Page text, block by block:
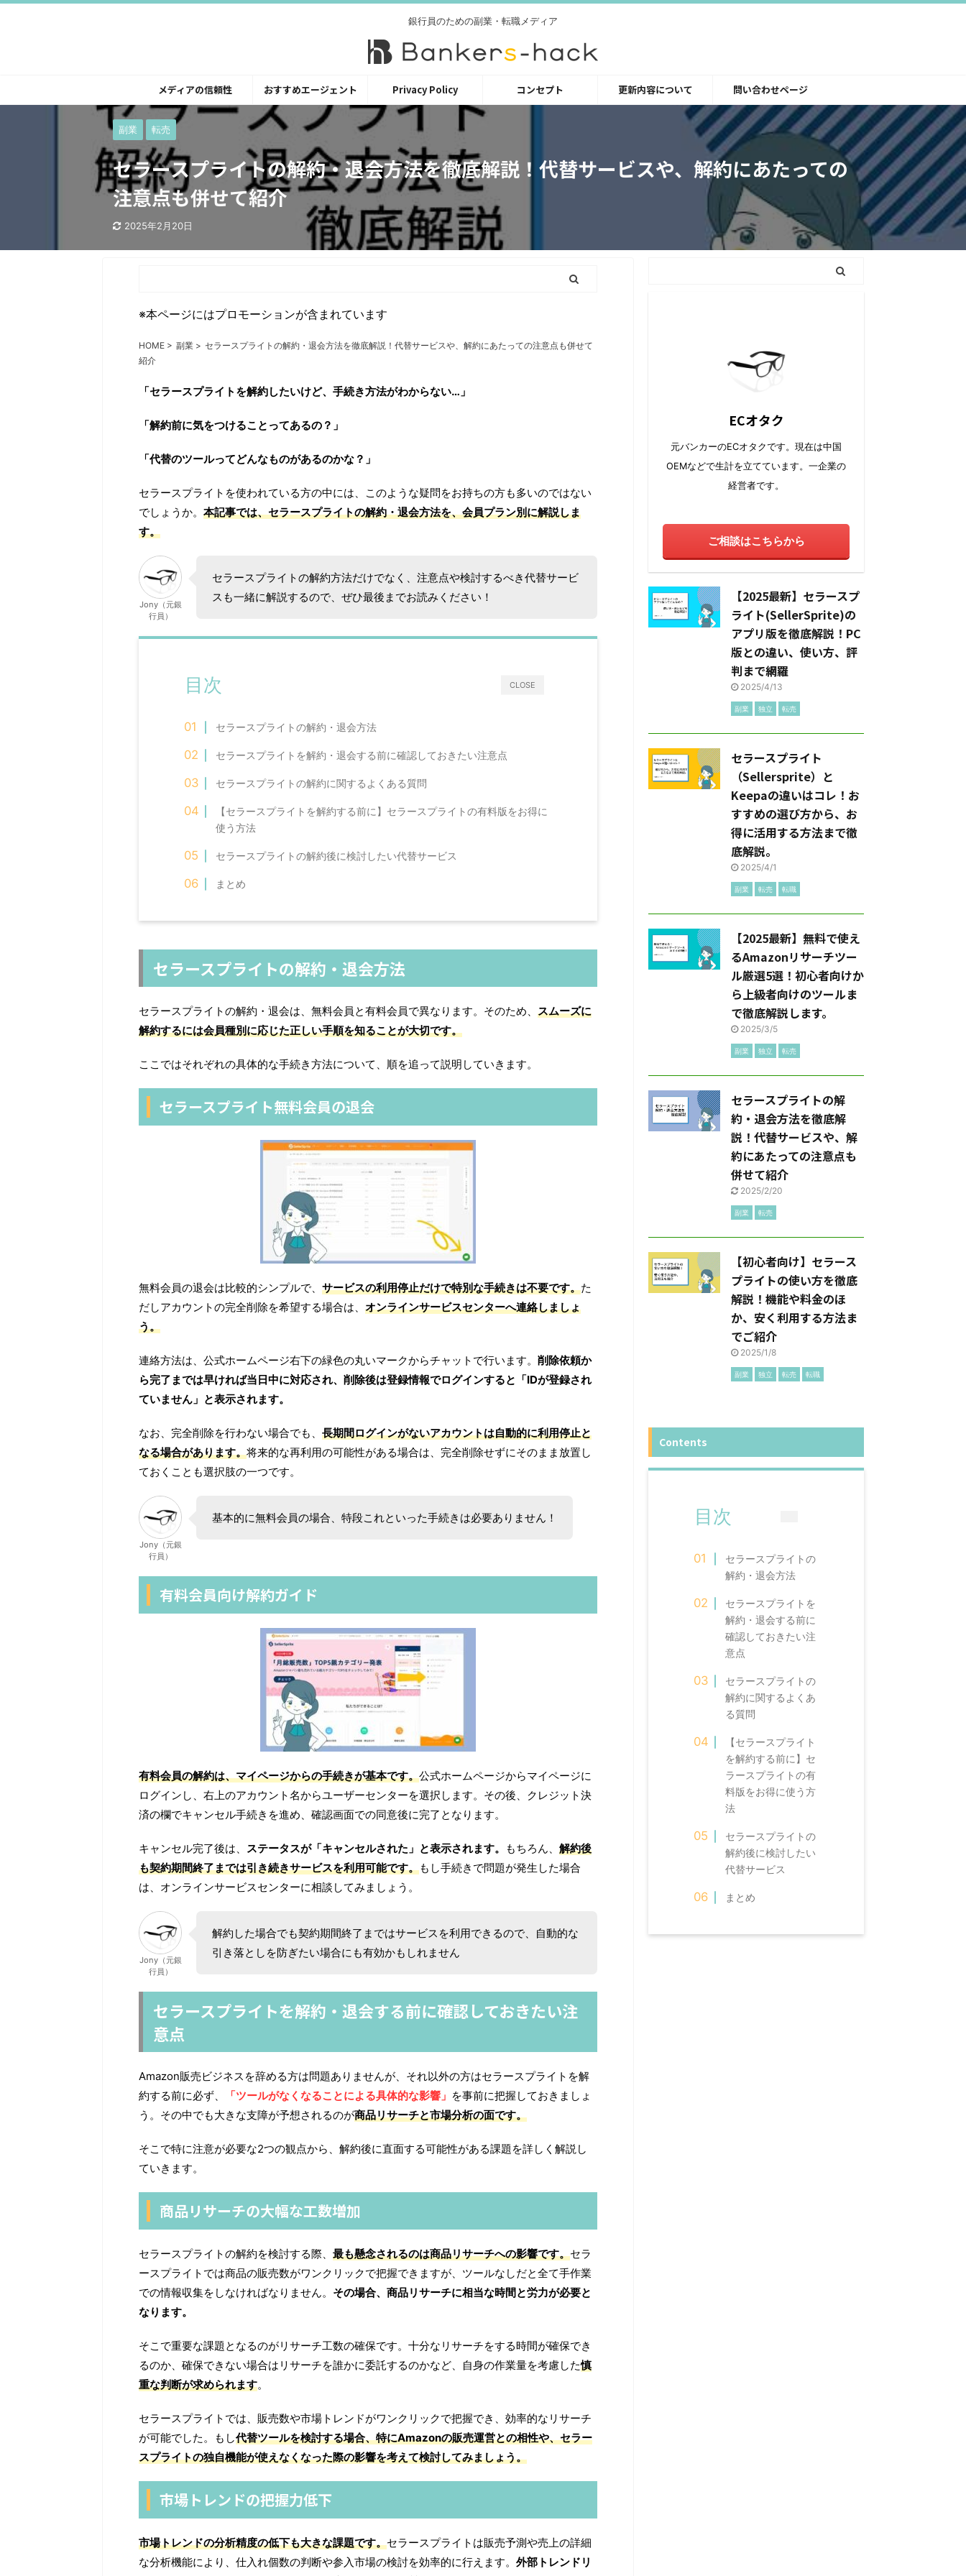
銀行員のための副業・転職メディア
メディアの信頼性 おすすめエージェント Privacy Policy コンセプト 更新内容について 問い合わせページ
副業 転売
セラースプライトの解約・退会方法を徹底解説！代替サービスや、解約にあたっての
注意点も併せて紹介
2025年2月20日
※本ページにはプロモーションが含まれています
HOME > 副業 > セラースプライトの解約・退会方法を徹底解説！代替サービスや、解約にあたっての注意点も併せて
紹介
「セラースプライトを解約したいけど、手続き方法がわからない…」
「解約前に気をつけることってあるの？」
「代替のツールってどんなものがあるのかな？」
セラースプライトを使われている方の中には、このような疑問をお持ちの方も多いのではない
でしょうか。 本記事では、セラースプライトの解約・退会方法を、会員プラン別に解説しま
す。
Jony（元銀
行員）
セラースプライトの解約方法だけでなく、注意点や検討するべき代替サービ
スも一緒に解説するので、ぜひ最後までお読みください！
CLOSE
目次
セラースプライトの解約・退会方法
セラースプライトを解約・退会する前に確認しておきたい注意点
セラースプライトの解約に関するよくある質問
【セラースプライトを解約する前に】セラースプライトの有料版をお得に
使う方法
セラースプライトの解約後に検討したい代替サービス
まとめ
セラースプライトの解約・退会方法
セラースプライトの解約・退会は、無料会員と有料会員で異なります。そのため、 スムーズに
解約するには会員種別に応じた正しい手順を知ることが大切です。
ここではそれぞれの具体的な手続き方法について、順を追って説明していきます。
セラースプライト無料会員の退会
無料会員の退会は比較的シンプルで、 サービスの利用停止だけで特別な手続きは不要です。た
だしアカウントの完全削除を希望する場合は、 オンラインサービスセンターへ連絡しましょ
う。
連絡方法は、公式ホームページ右下の緑色の丸いマークからチャットで行います。 削除依頼か
ら完了までは早ければ当日中に対応され、削除後は登録情報でログインすると「IDが登録され
ていません」と表示されます。
なお、完全削除を行わない場合でも、 長期間ログインがないアカウントは自動的に利用停止と
なる場合があります。将来的な再利用の可能性がある場合は、完全削除せずにそのまま放置し
ておくことも選択肢の一つです。
Jony（元銀
行員）
基本的に無料会員の場合、特段これといった手続きは必要ありません！
有料会員向け解約ガイド
有料会員の解約は、マイページからの手続きが基本です。公式ホームページからマイページに
ログインし、右上のアカウント名からユーザーセンターを選択します。その後、クレジット決
済の欄でキャンセル手続きを進め、確認画面での同意後に完了となります。
キャンセル完了後は、 ステータスが「キャンセルされた」と表示されます。 もちろん、 解約後
も契約期間終了までは引き続きサービスを利用可能です。もし手続きで問題が発生した場合
は、オンラインサービスセンターに相談してみましょう。
Jony（元銀
行員）
解約した場合でも契約期間終了まではサービスを利用できるので、自動的な
引き落としを防ぎたい場合にも有効かもしれません
セラースプライトを解約・退会する前に確認しておきたい注
意点
Amazon販売ビジネスを辞める方は問題ありませんが、それ以外の方はセラースプライトを解
約する前に必ず、
「ツールがなくなることによる具体的な影響」 を事前に把握しておきましょ
う。その中でも大きな支障が予想されるのが商品リサーチと市場分析の面です。
そこで特に注意が必要な2つの観点から、解約後に直面する可能性がある課題を詳しく解説し
ていきます。
商品リサーチの大幅な工数増加
セラースプライトの解約を検討する際、 最も懸念されるのは商品リサーチへの影響です。セラ
ースプライトでは商品の販売数がワンクリックで把握できますが、ツールなしだと全て手作業
での情報収集をしなければなりません。 その場合、商品リサーチに相当な時間と労力が必要と
なります。
そこで重要な課題となるのがリサーチ工数の確保です。十分なリサーチをする時間が確保でき
るのか、確保できない場合はリサーチを誰かに委託するのかなど、自身の作業量を考慮した慎
重な判断が求められます。
セラースプライトでは、販売数や市場トレンドがワンクリックで把握でき、効率的なリサーチ
が可能でした。もし代替ツールを検討する場合、特にAmazonの販売運営との相性や、セラー
スプライトの独自機能が使えなくなった際の影響を考えて検討してみましょう。
市場トレンドの把握力低下
市場トレンドの分析精度の低下も大きな課題です。セラースプライトは販売予測や売上の詳細
な分析機能により、仕入れ個数の判断や参入市場の検討を効率的に行えます。 外部トレンドリ
ECオタク
元バンカーのECオタクです。現在は中国
OEMなどで生計を立てています。一企業の
経営者です。
ご相談はこちらから
【2025最新】セラースプ
ライト(SellerSprite)の
アプリ版を徹底解説！PC
版との違い、使い方、評
判まで網羅
2025/4/13
副業 独立 転売
セラースプライト
（Sellersprite）と
Keepaの違いはコレ！お
すすめの選び方から、お
得に活用する方法まで徹
底解説。
2025/4/1
副業 転売 転職
【2025最新】無料で使え
るAmazonリサーチツー
ル厳選5選！初心者向けか
ら上級者向けのツールま
で徹底解説します。
2025/3/5
副業 独立 転売
セラースプライトの解
約・退会方法を徹底解
説！代替サービスや、解
約にあたっての注意点も
併せて紹介
2025/2/20
副業 転売
【初心者向け】セラース
プライトの使い方を徹底
解説！機能や料金のほ
か、安く利用する方法ま
でご紹介
2025/1/8
副業 独立 転売 転職
Contents
目次
セラースプライトの
解約・退会方法
セラースプライトを
解約・退会する前に
確認しておきたい注
意点
セラースプライトの
解約に関するよくあ
る質問
【セラースプライト
を解約する前に】セ
ラースプライトの有
料版をお得に使う方
法
セラースプライトの
解約後に検討したい
代替サービス
まとめ